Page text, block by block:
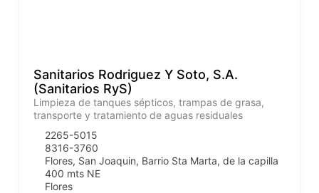
Sanitarios Rodriguez Y Soto, S.A.
(Sanitarios RyS)
Limpieza de tanques sépticos, trampas de grasa,
transporte y tratamiento de aguas residuales
2265-5015
8316-3760
Flores, San Joaquin, Barrio Sta Marta, de la capilla
400 mts NE
Flores